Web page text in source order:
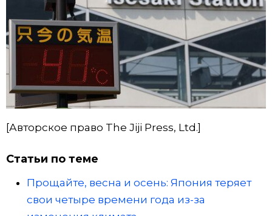
[Авторское право The Jiji Press, Ltd.]
Статьи по теме
Прощайте, весна и осень: Япония теряет
свои четыре времени года из-за